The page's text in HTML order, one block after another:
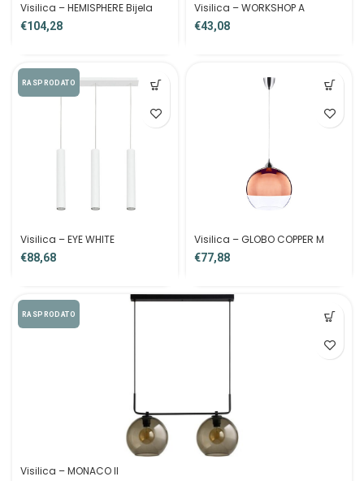
Visilica – HEMISPHERE Bijela
€
Visilica – WORKSHOP A
€
RASPRODATO
Visilica – EYE WHITE
€
Visilica – GLOBO COPPER M
€
RASPRODATO
Visilica – MONACO II